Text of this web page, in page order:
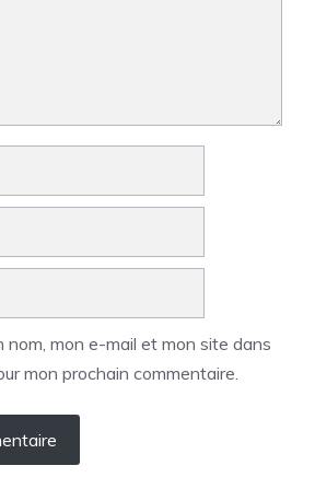
nom, mon e-mail et mon site dans
mon prochain commentaire.